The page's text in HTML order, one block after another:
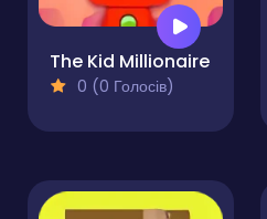
The Kid Millionaire
0 (0 Голосів)